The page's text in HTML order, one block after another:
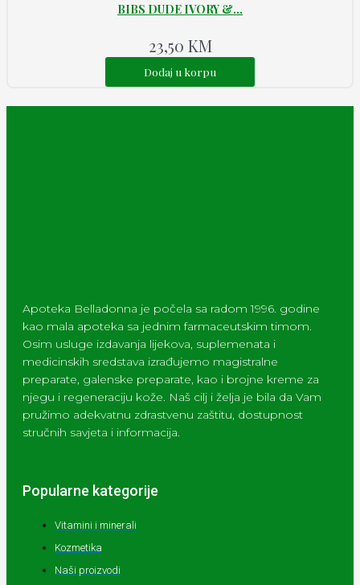
BIBS DUDE IVORY &...
23,50 KM
Dodaj u korpu
Apoteka Belladonna je počela sa radom 1996. godine
kao mala apoteka sa jednim farmaceutskim timom.
Osim usluge izdavanja lijekova, suplemenata i
medicinskih sredstava izrađujemo magistralne
preparate, galenske preparate, kao i brojne kreme za
njegu i regeneraciju kože. Naš cilj i želja je bila da Vam
pružimo adekvatnu zdrastvenu zaštitu, dostupnost
stručnih savjeta i informacija.
Popularne kategorije
Vitamini i minerali
Kozmetika
Naši proizvodi